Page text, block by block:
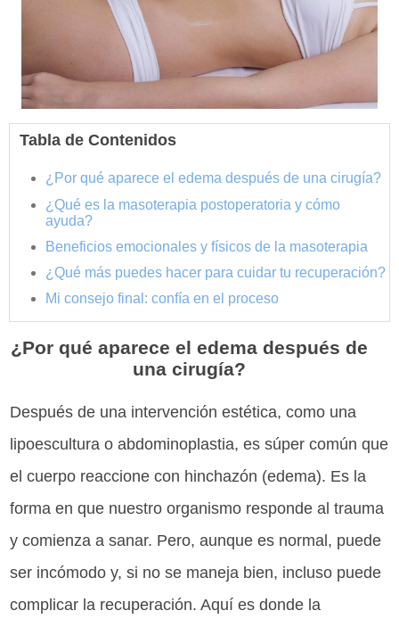
Tabla de Contenidos
¿Por qué aparece el edema después de una cirugía?
¿Qué es la masoterapia postoperatoria y cómo
ayuda?
Beneficios emocionales y físicos de la masoterapia
¿Qué más puedes hacer para cuidar tu recuperación?
Mi consejo final: confía en el proceso
¿Por qué aparece el edema después de
una cirugía?
Después de una intervención estética, como una
lipoescultura o abdominoplastia, es súper común que
el cuerpo reaccione con hinchazón (edema). Es la
forma en que nuestro organismo responde al trauma
y comienza a sanar. Pero, aunque es normal, puede
ser incómodo y, si no se maneja bien, incluso puede
complicar la recuperación. Aquí es donde la